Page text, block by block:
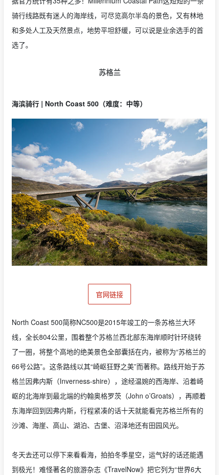
骑行线路既有迷人的海岸线，可尽览高尔半岛的景色，又有林地
和多处人工及天然景点，地势平坦舒缓，可以说是业余选手的首
选了。
苏格兰
海滨骑行 | North Coast 500（难度：中等）
官网链接
North Coast 500简称NC500是2015年竣工的一条苏格兰大环
线，全长804公里，围着整个苏格兰西北部东海岸顺时针环绕转
了一圈，将整个高地的绝美景色全部囊括在内，被称为“苏格兰的
66号公路”。这条路线以其“崎岖狂野之美”而著称。路线开始于苏
格兰因弗内斯（Inverness-shire），途经温婉的西海岸、沿着崎
岖的北海岸到最北端的约翰奥格罗茨（John o’Groats），再顺着
东海岸回到因弗内斯，行程紧凑的话十天就能看完苏格兰所有的
沙滩、海崖、高山、湖泊、古堡、沼泽地还有田园风光。
冬天去还可以停下来看看海，拍拍冬季星空，运气好的话还能遇
到极光！难怪著名的旅游杂志《TravelNow》把它列为“世界6大